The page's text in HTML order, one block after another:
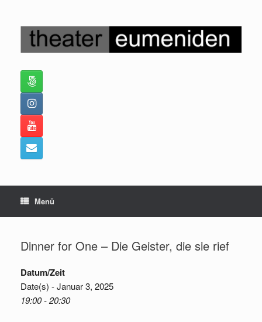
springen
Menü
Dinner for One – Die Geister, die sie rief
Datum/Zeit
Date(s) - Januar 3, 2025
19:00 - 20:30